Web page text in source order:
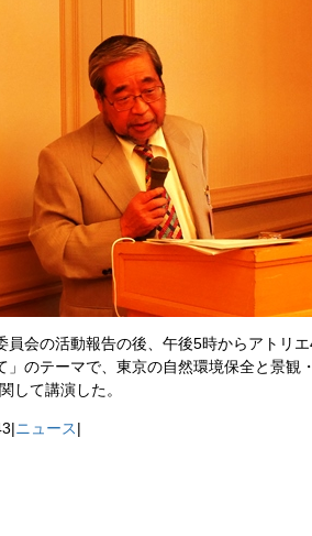
員会の活動報告の後、午後5時からアトリ
」のテーマで、東京の自然環境保全と景観
して講演した。
ニュース|